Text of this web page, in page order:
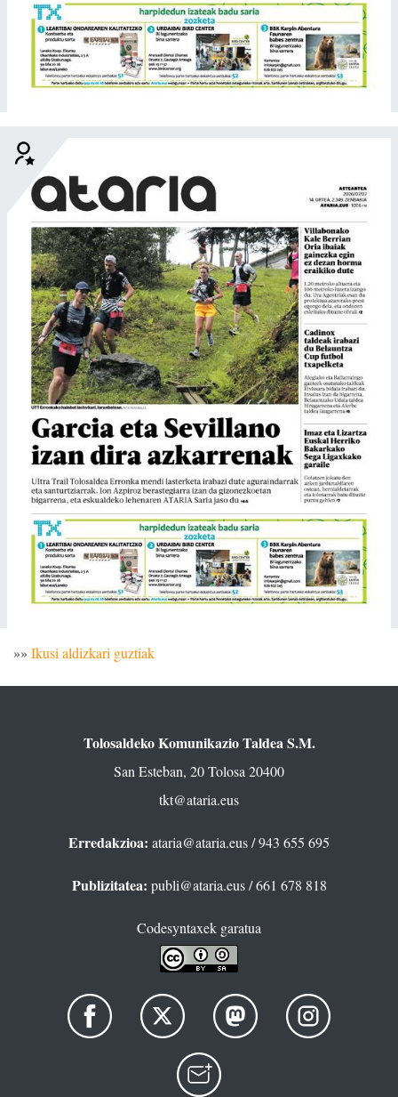
»» Ikusi aldizkari guztiak
Tolosaldeko Komunikazio Taldea S.M.
San Esteban, 20 Tolosa 20400
tkt@ataria.eus
Erredakzioa: ataria@ataria.eus/ 943 655 695
Publizitatea: publi@ataria.eus/ 661 678 818
Codesyntaxek garatua